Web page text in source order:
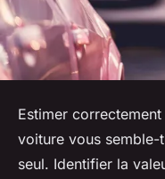
Estimer
voiture vous
seul. Identifier la